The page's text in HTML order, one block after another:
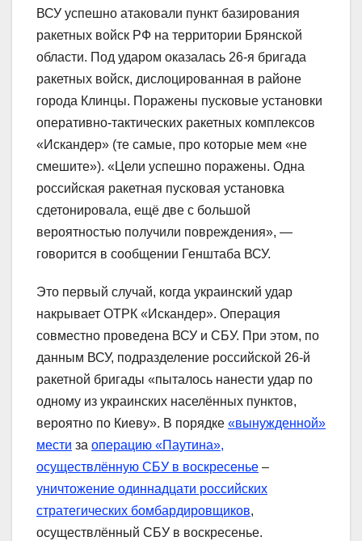
ВСУ успешно атаковали пункт базирования
ракетных войск РФ на территории Брянской
области. Под ударом оказалась 26-я бригада
ракетных войск, дислоцированная в районе
города Клинцы. Поражены пусковые установки
оперативно-тактических ракетных комплексов
«Искандер» (те самые, про которые мем «не
смешите»). «Цели успешно поражены. Одна
российская ракетная пусковая установка
сдетонировала, ещё две с большой
вероятностью получили повреждения», —
говорится в сообщении Генштаба ВСУ.
Это первый случай, когда украинский удар
накрывает ОТРК «Искандер». Операция
совместно проведена ВСУ и СБУ. При этом, по
данным ВСУ, подразделение российской 26-й
ракетной бригады «пыталось нанести удар по
одному из украинских населённых пунктов,
вероятно по Киеву». В порядке «вынужденной»
мести за операцию «Паутина»,
осуществлённую СБУ в воскресенье –
уничтожение одиннадцати российских
стратегических бомбардировщиков,
осуществлённый СБУ в воскресенье.